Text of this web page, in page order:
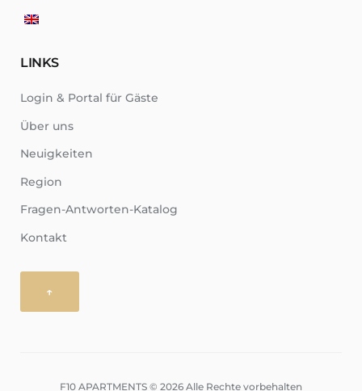
LINKS
Login & Portal für Gäste
Über uns
Neuigkeiten
Region
Fragen-Antworten-Katalog
Kontakt
↑
F10 APARTMENTS © 2026 Alle Rechte vorbehalten